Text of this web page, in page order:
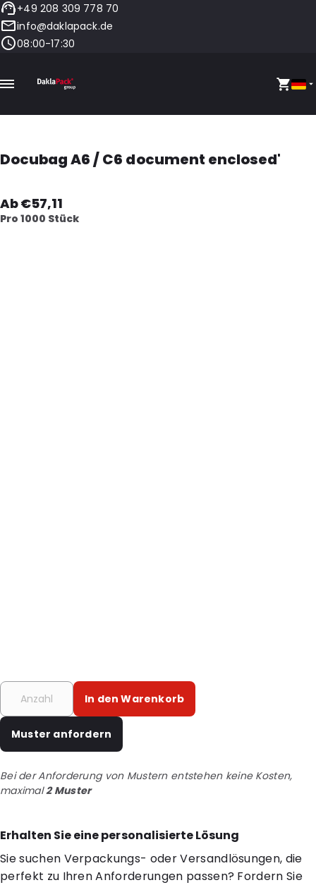
+49 208 309 778 70
info@daklapack.de
08:00-17:30
Docubag A6 / C6 document enclosed'
Ab €57,11
Pro 1000 Stück
In den Warenkorb
Muster anfordern
Bei der Anforderung von Mustern entstehen keine Kosten,
maximal2 Muster
Erhalten Sie eine personalisierte Lösung
Sie suchen Verpackungs- oder Versandlösungen, die
perfekt zu Ihren Anforderungen passen? Fordern Sie